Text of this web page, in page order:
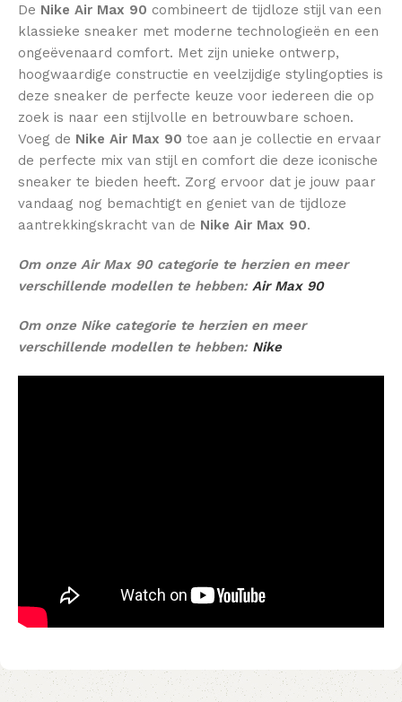
De Nike Air Max 90 combineert de tijdloze stijl van een
klassieke sneaker met moderne technologieën en een
ongeëvenaard comfort. Met zijn unieke ontwerp,
hoogwaardige constructie en veelzijdige stylingopties is
deze sneaker de perfecte keuze voor iedereen die op
zoek is naar een stijlvolle en betrouwbare schoen.
Voeg de Nike Air Max 90 toe aan je collectie en ervaar
de perfecte mix van stijl en comfort die deze iconische
sneaker te bieden heeft. Zorg ervoor dat je jouw paar
vandaag nog bemachtigt en geniet van de tijdloze
aantrekkingskracht van de Nike Air Max 90.
Om onze Air Max 90 categorie te herzien en meer
verschillende modellen te hebben: Air Max 90
Om onze Nike categorie te herzien en meer
verschillende modellen te hebben: Nike